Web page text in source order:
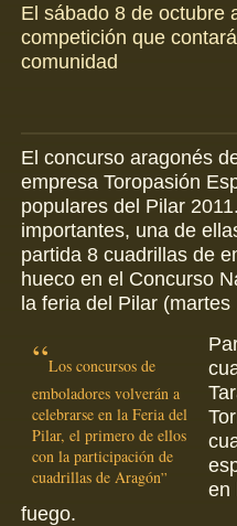
El sábado 8 de octubre
competición que
comunidad
El concurso aragonés
empresa Toropasión
populares del Pilar
importantes, una de
partida 8 cuadrillas de
hueco en el Concurso
la feria del Pilar
Los concursos de
emboladores volverán a
celebrarse en la Feria del
Pilar, el primero de ellos
con la participación de
cuadrillas de Aragón
en
fuego.